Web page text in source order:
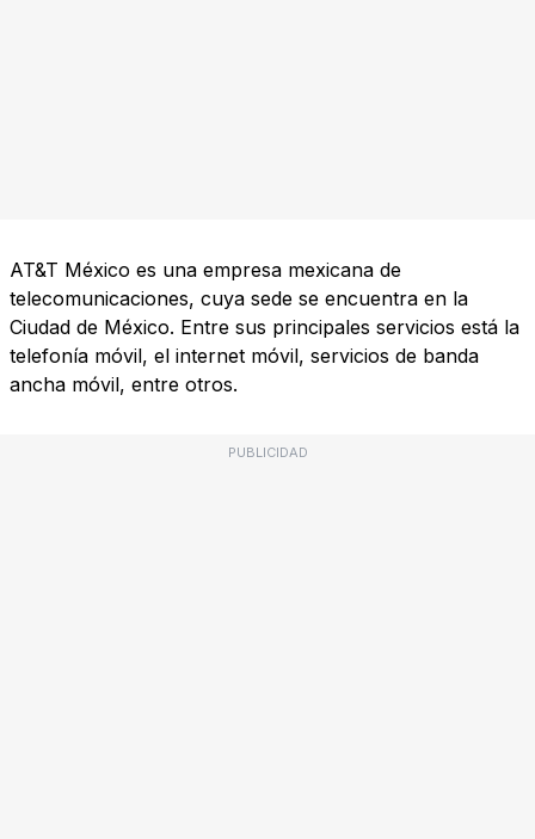
AT&T México es una empresa mexicana de
telecomunicaciones, cuya sede se encuentra en la
Ciudad de México. Entre sus principales servicios está la
telefonía móvil, el internet móvil, servicios de banda
ancha móvil, entre otros.
PUBLICIDAD